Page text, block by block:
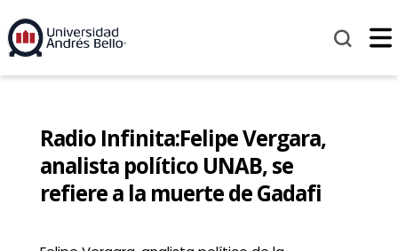
Radio Infinita:Felipe Vergara,
analista político UNAB, se
refiere a la muerte de Gadafi